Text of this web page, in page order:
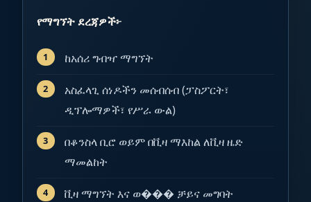
የማግኘት ደረጃዎች፦
ከአሰሪ ግብዣ ማግኘት
አስፈላጊ ሰነዶችን መሰብሰብ (ፓስፖርት፣
ዲፕሎማዎች፣ የሥራ ውል)
በቆንስላ ቢሮ ወይም በቪዛ ማእከል ለቪዛ ዜድ
ማመልከት
ቪዛ ማግኘት እና ወ��� ቻይና መግባት